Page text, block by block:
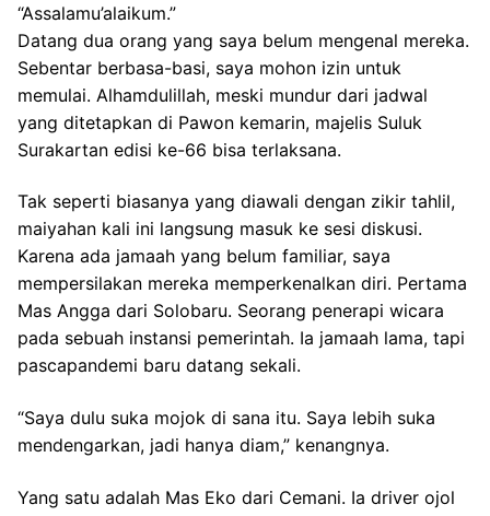
“Assalamu’alaikum.”
Datang dua orang yang saya belum mengenal mereka.
Sebentar berbasa-basi, saya mohon izin untuk
memulai. Alhamdulillah, meski mundur dari jadwal
yang ditetapkan di Pawon kemarin, majelis Suluk
Surakartan edisi ke-66 bisa terlaksana.
Tak seperti biasanya yang diawali dengan zikir tahlil,
maiyahan kali ini langsung masuk ke sesi diskusi.
Karena ada jamaah yang belum familiar, saya
mempersilakan mereka memperkenalkan diri. Pertama
Mas Angga dari Solobaru. Seorang penerapi wicara
pada sebuah instansi pemerintah. Ia jamaah lama, tapi
pascapandemi baru datang sekali.
“Saya dulu suka mojok di sana itu. Saya lebih suka
mendengarkan, jadi hanya diam,” kenangnya.
Yang satu adalah Mas Eko dari Cemani. Ia driver ojol